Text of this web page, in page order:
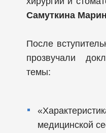
Самуткина
После
прозвучали
темы:
медицинской